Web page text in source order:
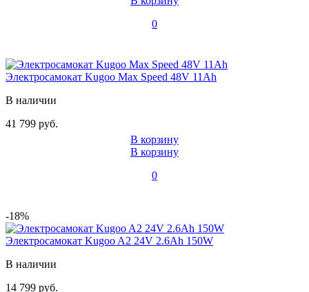
0
Электросамокат Kugoo Max Speed 48V 11Ah
В наличии
41 799 руб.
В корзину
В корзину
0
-18%
Электросамокат Kugoo A2 24V 2.6Ah 150W
В наличии
14 799 руб.